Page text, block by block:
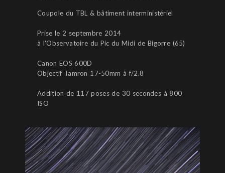
Coupole du TBL & bâtiment interministériel
Prise le 2 septembre 2014
à l'Observatoire du Pic du Midi de Bigorre (65)
Canon EOS 600D
Objectif Tamron 17-50mm à f/2.8
Addition de 117 poses de 30 secondes à 800
ISO